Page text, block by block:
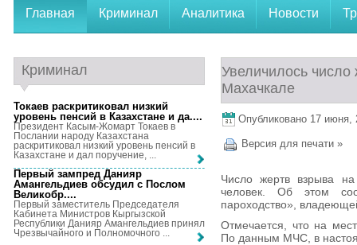
Главная Криминал Аналитика Новости
Увеличилось
Махачкале
Опубликовано 17 июня,
Версия для печати »
Число жертв взрыва
человек. Об этом
пароходство»,
Отмечается, что на
По данным МЧС, в
Криминал
Токаев раскритиковал низкий
уровень пенсий в Казахстане и да....
Президент Касым-Жомарт Токаев в
Послании народу Казахстана
раскритиковал низкий уровень пенсий в
Казахстане и дал поручение, ...
Первый зампред Данияр
Амангельдиев обсудил с Послом
Великобр....
Первый заместитель Председателя
Кабинета Министров Кыргызской
Республики Данияр Амангельдиев принял
Чрезвычайного и Полномочного ...